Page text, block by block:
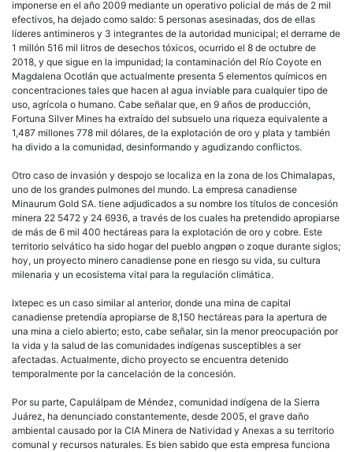
imponerse en el año 2009 mediante un operativo policial de más de 2 mil
efectivos, ha dejado como saldo: 5 personas asesinadas, dos de ellas
líderes antimineros y 3 integrantes de la autoridad municipal; el derrame de
1 millón 516 mil litros de desechos tóxicos, ocurrido el 8 de octubre de
2018, y que sigue en la impunidad; la contaminación del Río Coyote en
Magdalena Ocotlán que actualmente presenta 5 elementos químicos en
concentraciones tales que hacen al agua inviable para cualquier tipo de
uso, agrícola o humano. Cabe señalar que, en 9 años de producción,
Fortuna Silver Mines ha extraído del subsuelo una riqueza equivalente a
1,487 millones 778 mil dólares, de la explotación de oro y plata y también
ha divido a la comunidad, desinformando y agudizando conflictos.
Otro caso de invasión y despojo se localiza en la zona de los Chimalapas,
uno de los grandes pulmones del mundo. La empresa canadiense
Minaurum Gold SA. tiene adjudicados a su nombre los títulos de concesión
minera 22 5472 y 24 6936, a través de los cuales ha pretendido apropiarse
de más de 6 mil 400 hectáreas para la explotación de oro y cobre. Este
territorio selvático ha sido hogar del pueblo angpøn o zoque durante siglos;
hoy, un proyecto minero canadiense pone en riesgo su vida, su cultura
milenaria y un ecosistema vital para la regulación climática.
Ixtepec es un caso similar al anterior, donde una mina de capital
canadiense pretendía apropiarse de 8,150 hectáreas para la apertura de
una mina a cielo abierto; esto, cabe señalar, sin la menor preocupación por
la vida y la salud de las comunidades indígenas susceptibles a ser
afectadas. Actualmente, dicho proyecto se encuentra detenido
temporalmente por la cancelación de la concesión.
Por su parte, Capulálpam de Méndez, comunidad indígena de la Sierra
Juárez, ha denunciado constantemente, desde 2005, el grave daño
ambiental causado por la CIA Minera de Natividad y Anexas a su territorio
comunal y recursos naturales. Es bien sabido que esta empresa funciona